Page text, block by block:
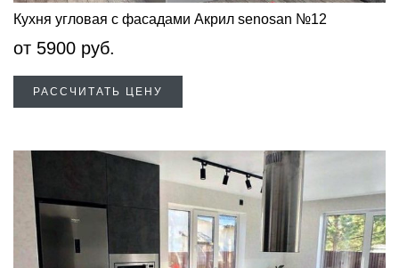
Кухня угловая с фасадами Акрил senosan №12
от 5900 руб.
РАССЧИТАТЬ ЦЕНУ